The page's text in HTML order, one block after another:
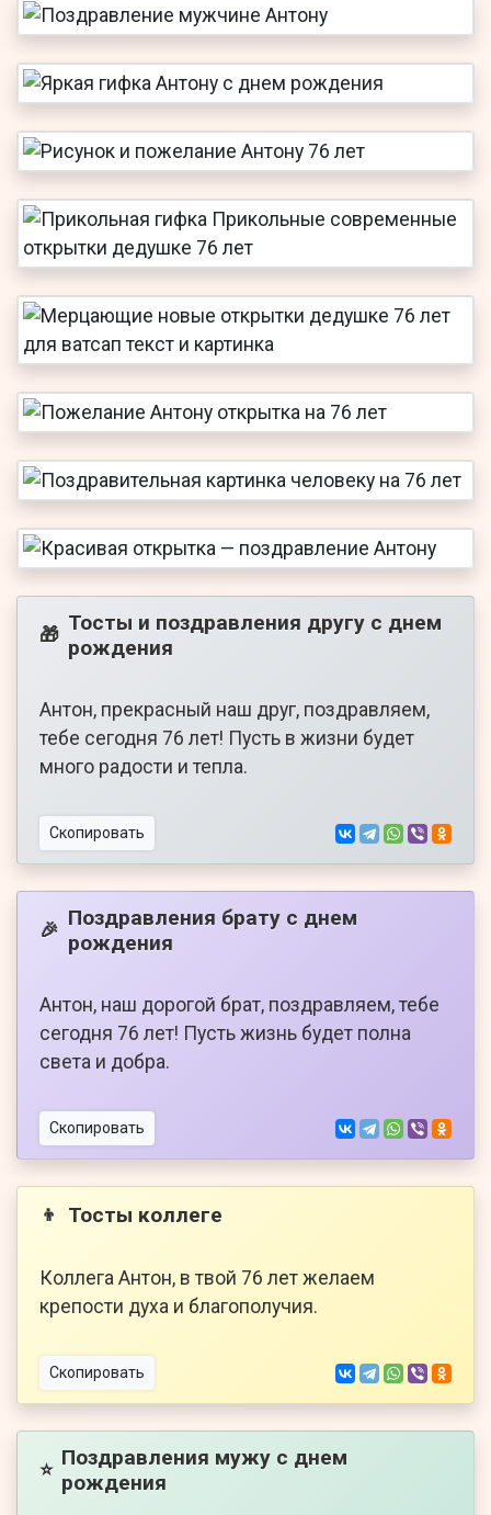
🎁 Тосты и поздравления другу с днем
рождения
Антон, прекрасный наш друг, поздравляем,
тебе сегодня 76 лет! Пусть в жизни будет
много радости и тепла.
Скопировать
🎉 Поздравления брату с днем
рождения
Антон, наш дорогой брат, поздравляем, тебе
сегодня 76 лет! Пусть жизнь будет полна
света и добра.
Скопировать
👦 Тосты коллеге
Коллега Антон, в твой 76 лет желаем
крепости духа и благополучия.
Скопировать
⭐ Поздравления мужу с днем
рождения